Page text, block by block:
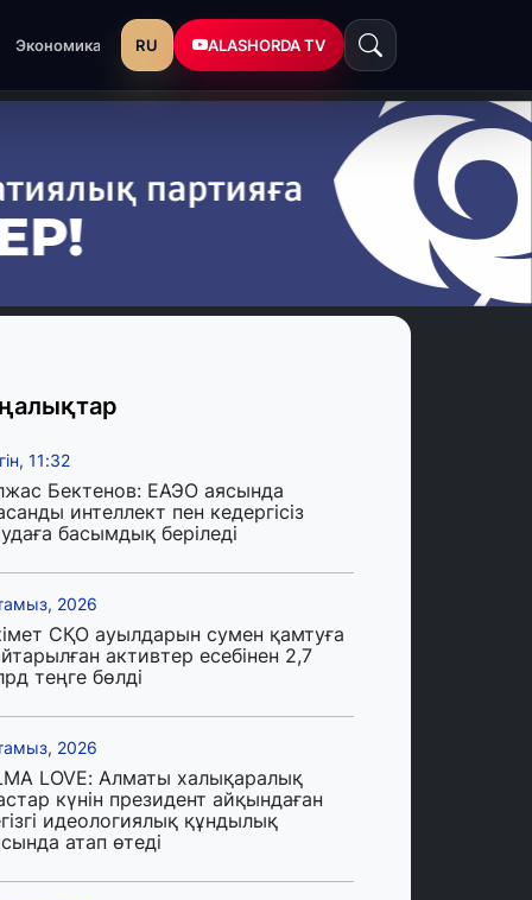
Экономика RU ALASHORDA TV
11:32
Бектенов: ЕАЭО аясында
интеллект пен кедергісіз
басымдық беріледі
2026
СҚО ауылдарын сумен қамтуға
активтер есебінен 2,7
теңге бөлді
2026
LOVE: Алматы халықаралық
күнін президент айқындаған
идеологиялық құндылық
атап өтеді